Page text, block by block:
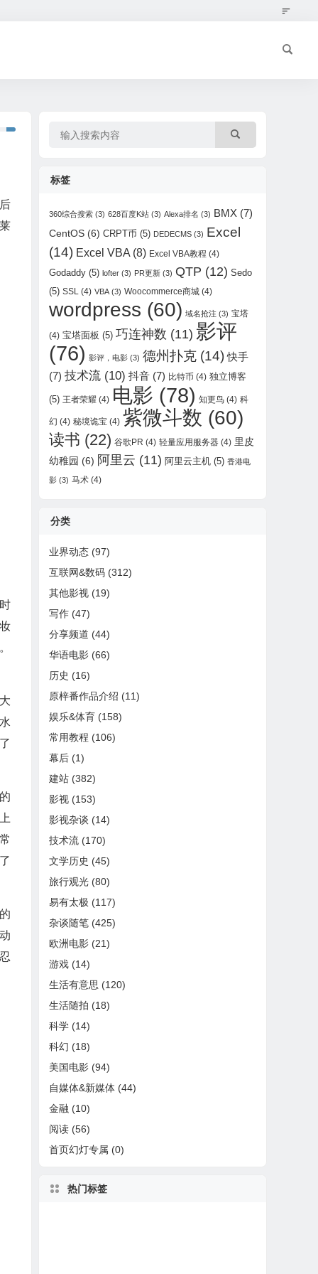
标签
360综合搜索 (3) 628百度K站 (3) Alexa排名 (3) BMX (7)
CentOS (6) CRPT币 (5) DEDECMS (3) Excel
(14) Excel VBA (8) Excel VBA教程 (4)
Godaddy (5) lofter (3) PR更新 (3) QTP (12) Sedo
(5) SSL (4) VBA (3) Woocommerce商城 (4)
wordpress (60) 域名抢注 (3) 宝塔
(4) 宝塔面板 (5) 巧连神数 (11) 影评
(76) 影评，电影 (3) 德州扑克 (14) 快手
(7) 技术流 (10) 抖音 (7) 比特币 (4) 独立博客
(5) 王者荣耀 (4) 电影 (78) 知更鸟 (4) 科
幻 (4) 秘境诡宝 (4) 紫微斗数 (60)
读书 (22) 谷歌PR (4) 轻量应用服务器 (4) 里皮
幼稚园 (6) 阿里云 (11) 阿里云主机 (5) 香港电
影 (3) 马术 (4)
分类
业界动态 (97)
互联网&数码 (312)
其他影视 (19)
写作 (47)
分享频道 (44)
华语电影 (66)
历史 (16)
原梓番作品介绍 (11)
娱乐&体育 (158)
常用教程 (106)
幕后 (1)
建站 (382)
影视 (153)
影视杂谈 (14)
技术流 (170)
文学历史 (45)
旅行观光 (80)
易有太极 (117)
杂谈随笔 (425)
欧洲电影 (21)
游戏 (14)
生活有意思 (120)
生活随拍 (18)
科学 (14)
科幻 (18)
美国电影 (94)
自媒体&新媒体 (44)
金融 (10)
阅读 (56)
首页幻灯专属 (0)
热门标签